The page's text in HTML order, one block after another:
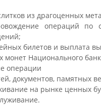
из драгоценных
операций по
билетов и выплата
Национального
операции
документов, памятных
на рынке ценных